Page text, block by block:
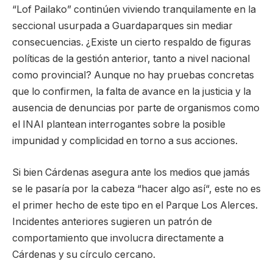
“Lof Pailako” continúen viviendo tranquilamente en la
seccional usurpada a Guardaparques sin mediar
consecuencias. ¿Existe un cierto respaldo de figuras
políticas de la gestión anterior, tanto a nivel nacional
como provincial? Aunque no hay pruebas concretas
que lo confirmen, la falta de avance en la justicia y la
ausencia de denuncias por parte de organismos como
el INAI plantean interrogantes sobre la posible
impunidad y complicidad en torno a sus acciones.
Si bien Cárdenas asegura ante los medios que jamás
se le pasaría por la cabeza “hacer algo así“, este no es
el primer hecho de este tipo en el Parque Los Alerces.
Incidentes anteriores sugieren un patrón de
comportamiento que involucra directamente a
Cárdenas y su círculo cercano.